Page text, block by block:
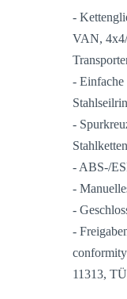
-
VAN,
- Einfache
-
- ABS-/
-
-
-
11313,